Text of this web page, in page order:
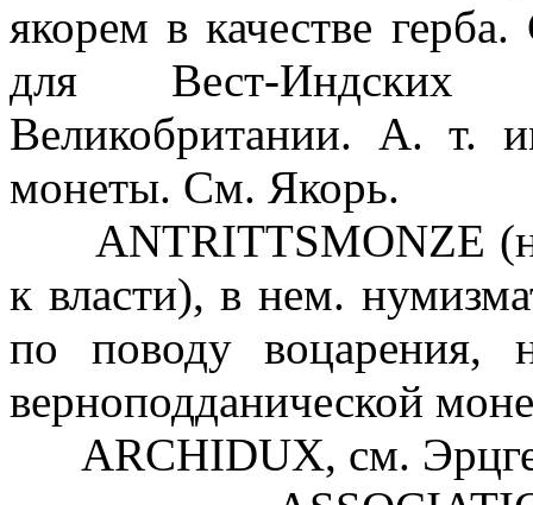
якорем в качестве
для Вест-Индских
Великобритании. А. т.
монеты. См. Якорь.
ANTRITTSMONZE
к власти), в нем.
по поводу воцарения,
верноподданической
ARCHIDUX, см.